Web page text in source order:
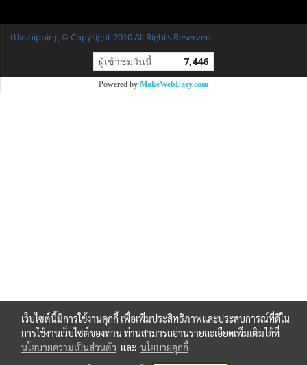
ttlxshipping © Copyright 2010 All Rights Reserved.
ผู้เข้าชมวันนี้ 7,446
Powered by MakeWebEasy.com
เว็บไซต์นี้มีการใช้งานคุกกี้ เพื่อเพิ่มประสิทธิภาพและประสบการณ์ที่ดีใน
การใช้งานเว็บไซต์ของท่าน ท่านสามารถอ่านรายละเอียดเพิ่มเติมได้ที่
นโยบายความเป็นส่วนตัว และ นโยบายคุกกี้